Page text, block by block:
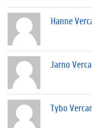
Hanne
Jarno
Tybo